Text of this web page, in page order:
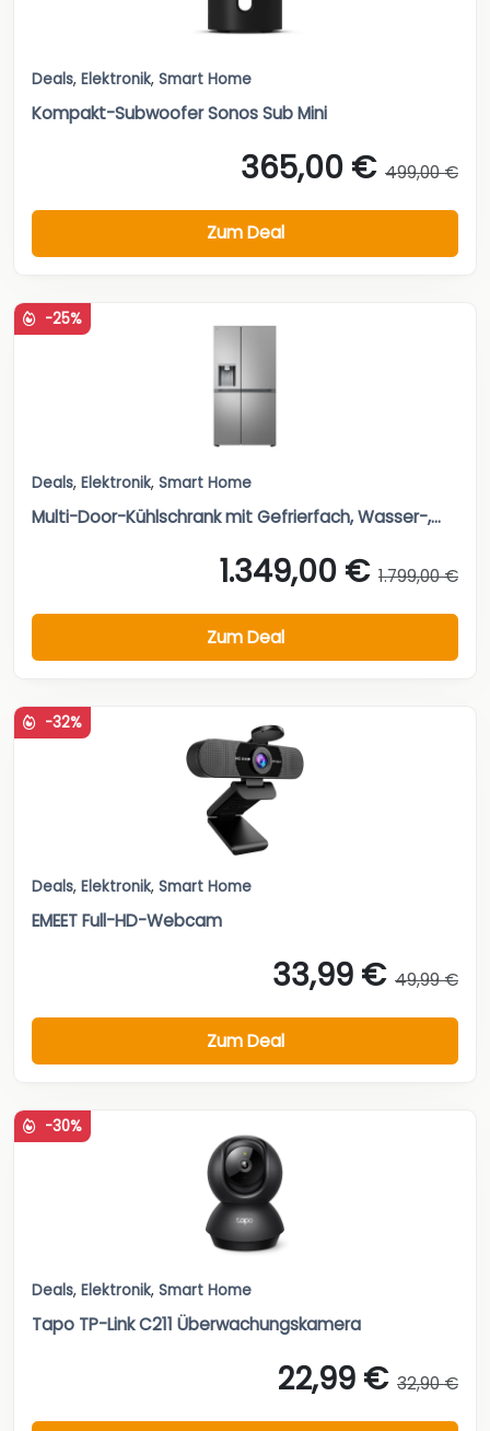
Deals, Elektronik, Smart Home
Kompakt-Subwoofer Sonos Sub Mini
365,00 € 499,00 €
Zum Deal
-25%
Deals, Elektronik, Smart Home
Multi-Door-Kühlschrank mit Gefrierfach, Wasser-,...
1.349,00 € 1.799,00 €
Zum Deal
-32%
Deals, Elektronik, Smart Home
EMEET Full-HD-Webcam
33,99 € 49,99 €
Zum Deal
-30%
Deals, Elektronik, Smart Home
Tapo TP-Link C211 Überwachungskamera
22,99 € 32,90 €